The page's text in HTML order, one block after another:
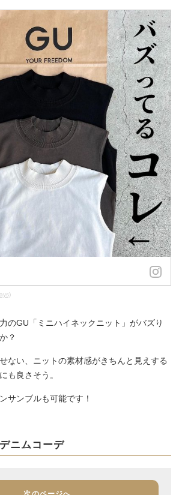
のGU「ミニハイネックニット」がバズり
？
ない、ニットの素材感がきちんと見えする
も良さそう。
サンブルも可能です！
ニムコーデ